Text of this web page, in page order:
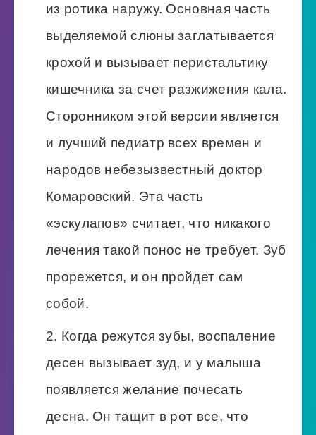
из ротика наружу. Основная часть
выделяемой слюны заглатывается
крохой и вызывает перистальтику
кишечника за счет разжижения кала.
Сторонником этой версии является
и лучший педиатр всех времен и
народов небезызвестный доктор
Комаровский. Эта часть
«эскулапов» считает, что никакого
лечения такой понос не требует. Зуб
прорежется, и он пройдет сам
собой.
Когда режутся зубы, воспаление
десен вызывает зуд, и у малыша
появляется желание почесать
десна. Он тащит в рот все, что